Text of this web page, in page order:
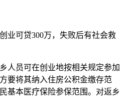
业可贷300万，失败后有社会救
人员可在创业地按相关规定参加
要将其纳入住房公积金缴存范
基本医疗保险参保范围。对返乡